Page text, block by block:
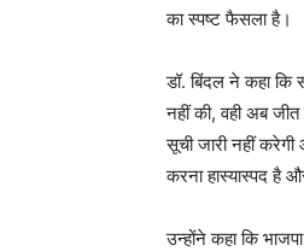
का स्पष्ट फैसला है।
डॉ. बिंदल ने कहा कि
नहीं की, वही अब जीत
सूची जारी नहीं
करना हास्यास्पद है
उन्होंने कहा कि